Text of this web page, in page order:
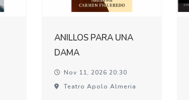
ANILLOS PARA UNA
DAMA
Nov 11, 2026 20:30
Teatro Apolo Almeria